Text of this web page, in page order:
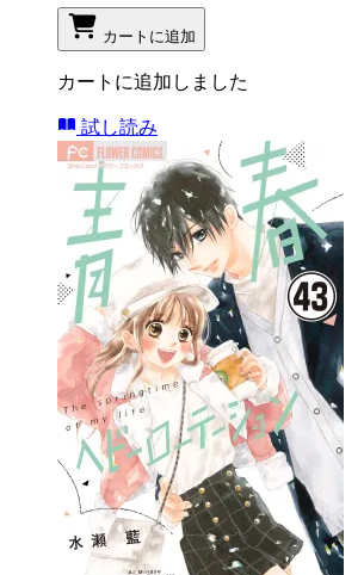
カートに追加
カートに追加しました
試し読み